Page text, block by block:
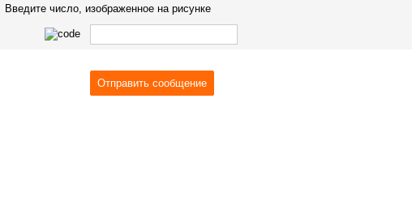
Введите число, изображенное на рисунке